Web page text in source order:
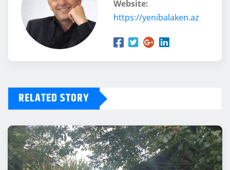
Website:
https://yenibalaken.az
RELATED STORY